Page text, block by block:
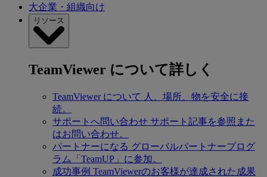
大企業・組織向け
リソース
TeamViewer について詳しく
TeamViewer について 人、場所、物を安全に接
続。
サポートへ問い合わせ サポート記事を参照また
はお問い合わせ。
パートナーになる グローバルパートナープログ
ラム「TeamUP」に参加。
成功事例 TeamViewerのお客様が達成された成果